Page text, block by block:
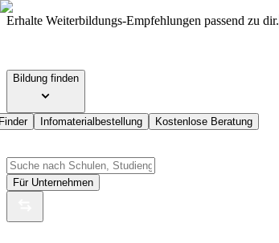
Erhalte Weiterbildungs-Empfehlungen passend zu dir.
Bildung finden
Infomaterialbestellung Kostenlose Beratung
Für Unternehmen